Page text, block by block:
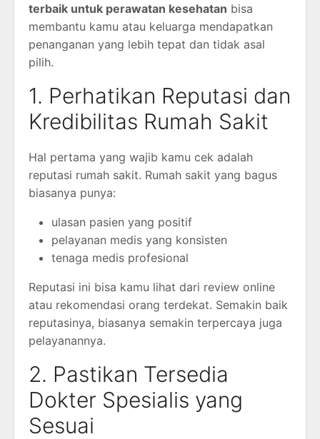
terbaik untuk perawatan kesehatan bisa
membantu kamu atau keluarga mendapatkan
penanganan yang lebih tepat dan tidak asal
pilih.
1. Perhatikan Reputasi dan
Kredibilitas Rumah Sakit
Hal pertama yang wajib kamu cek adalah
reputasi rumah sakit. Rumah sakit yang bagus
biasanya punya:
ulasan pasien yang positif
pelayanan medis yang konsisten
tenaga medis profesional
Reputasi ini bisa kamu lihat dari review online
atau rekomendasi orang terdekat. Semakin baik
reputasinya, biasanya semakin terpercaya juga
pelayanannya.
2. Pastikan Tersedia
Dokter Spesialis yang
Sesuai